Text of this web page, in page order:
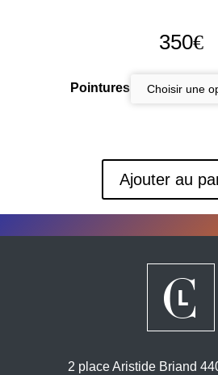
350€
Pointures
Ajouter au
2 place Aristide Briand